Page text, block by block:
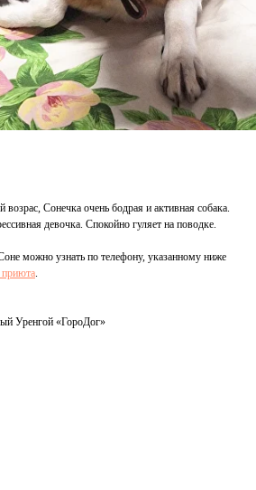
Сонечка очень бодрая и активная собака.
девочка. Спокойно гуляет на поводке.
можно узнать по телефону, указанному ниже
приюта.
Уренгой «ГороДог»